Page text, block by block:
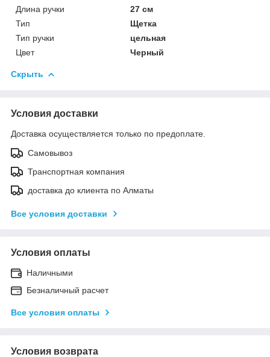
Длина ручки
27 см
Тип
Щетка
Тип ручки
цельная
Цвет
Черный
Скрыть
Условия доставки
Доставка осуществляется только по предоплате.
Самовывоз
Транспортная компания
доставка до клиента по Алматы
Все условия доставки
Условия оплаты
Наличными
Безналичный расчет
Все условия оплаты
Условия возврата